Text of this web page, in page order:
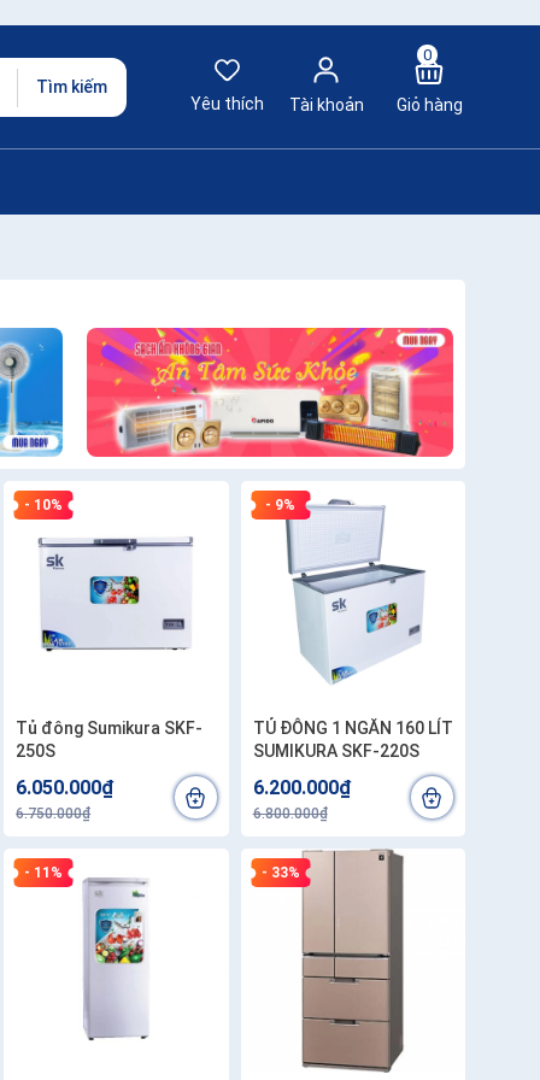
Tìm kiếm
Yêu thích
Tài khoản
0
Giỏ hàng
- 10%
Tủ đông Sumikura SKF-
250S
6.050.000₫
6.750.000₫
- 9%
TỦ ĐÔNG 1 NGĂN 160 LÍT
SUMIKURA SKF-220S
6.200.000₫
6.800.000₫
- 11% - 33%